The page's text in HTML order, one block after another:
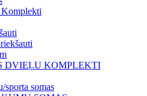
DVIEĻU KOMPLEKTI
sporta somas